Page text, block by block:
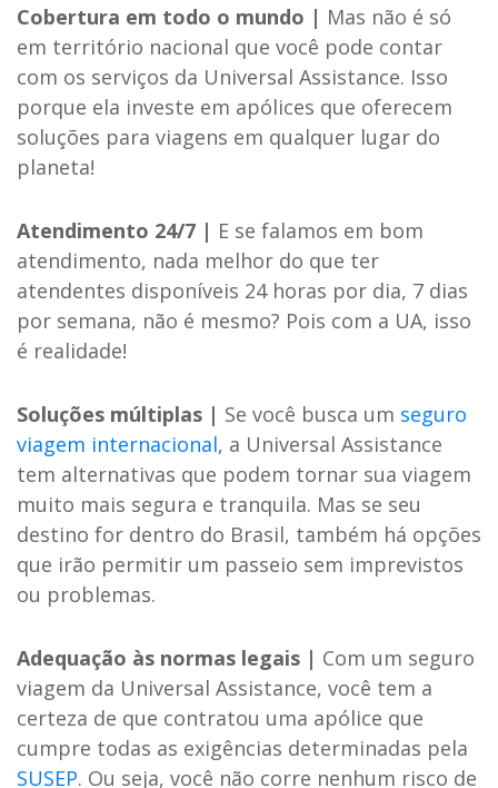
Cobertura em todo o mundo | Mas não é só
em território nacional que você pode contar
com os serviços da Universal Assistance. Isso
porque ela investe em apólices que oferecem
soluções para viagens em qualquer lugar do
planeta!
Atendimento 24/7 | E se falamos em bom
atendimento, nada melhor do que ter
atendentes disponíveis 24 horas por dia, 7 dias
por semana, não é mesmo? Pois com a UA, isso
é realidade!
Soluções múltiplas | Se você busca um seguro
viagem internacional, a Universal Assistance
tem alternativas que podem tornar sua viagem
muito mais segura e tranquila. Mas se seu
destino for dentro do Brasil, também há opções
que irão permitir um passeio sem imprevistos
ou problemas.
Adequação às normas legais | Com um seguro
viagem da Universal Assistance, você tem a
certeza de que contratou uma apólice que
cumpre todas as exigências determinadas pela
SUSEP. Ou seja, você não corre nenhum risco de